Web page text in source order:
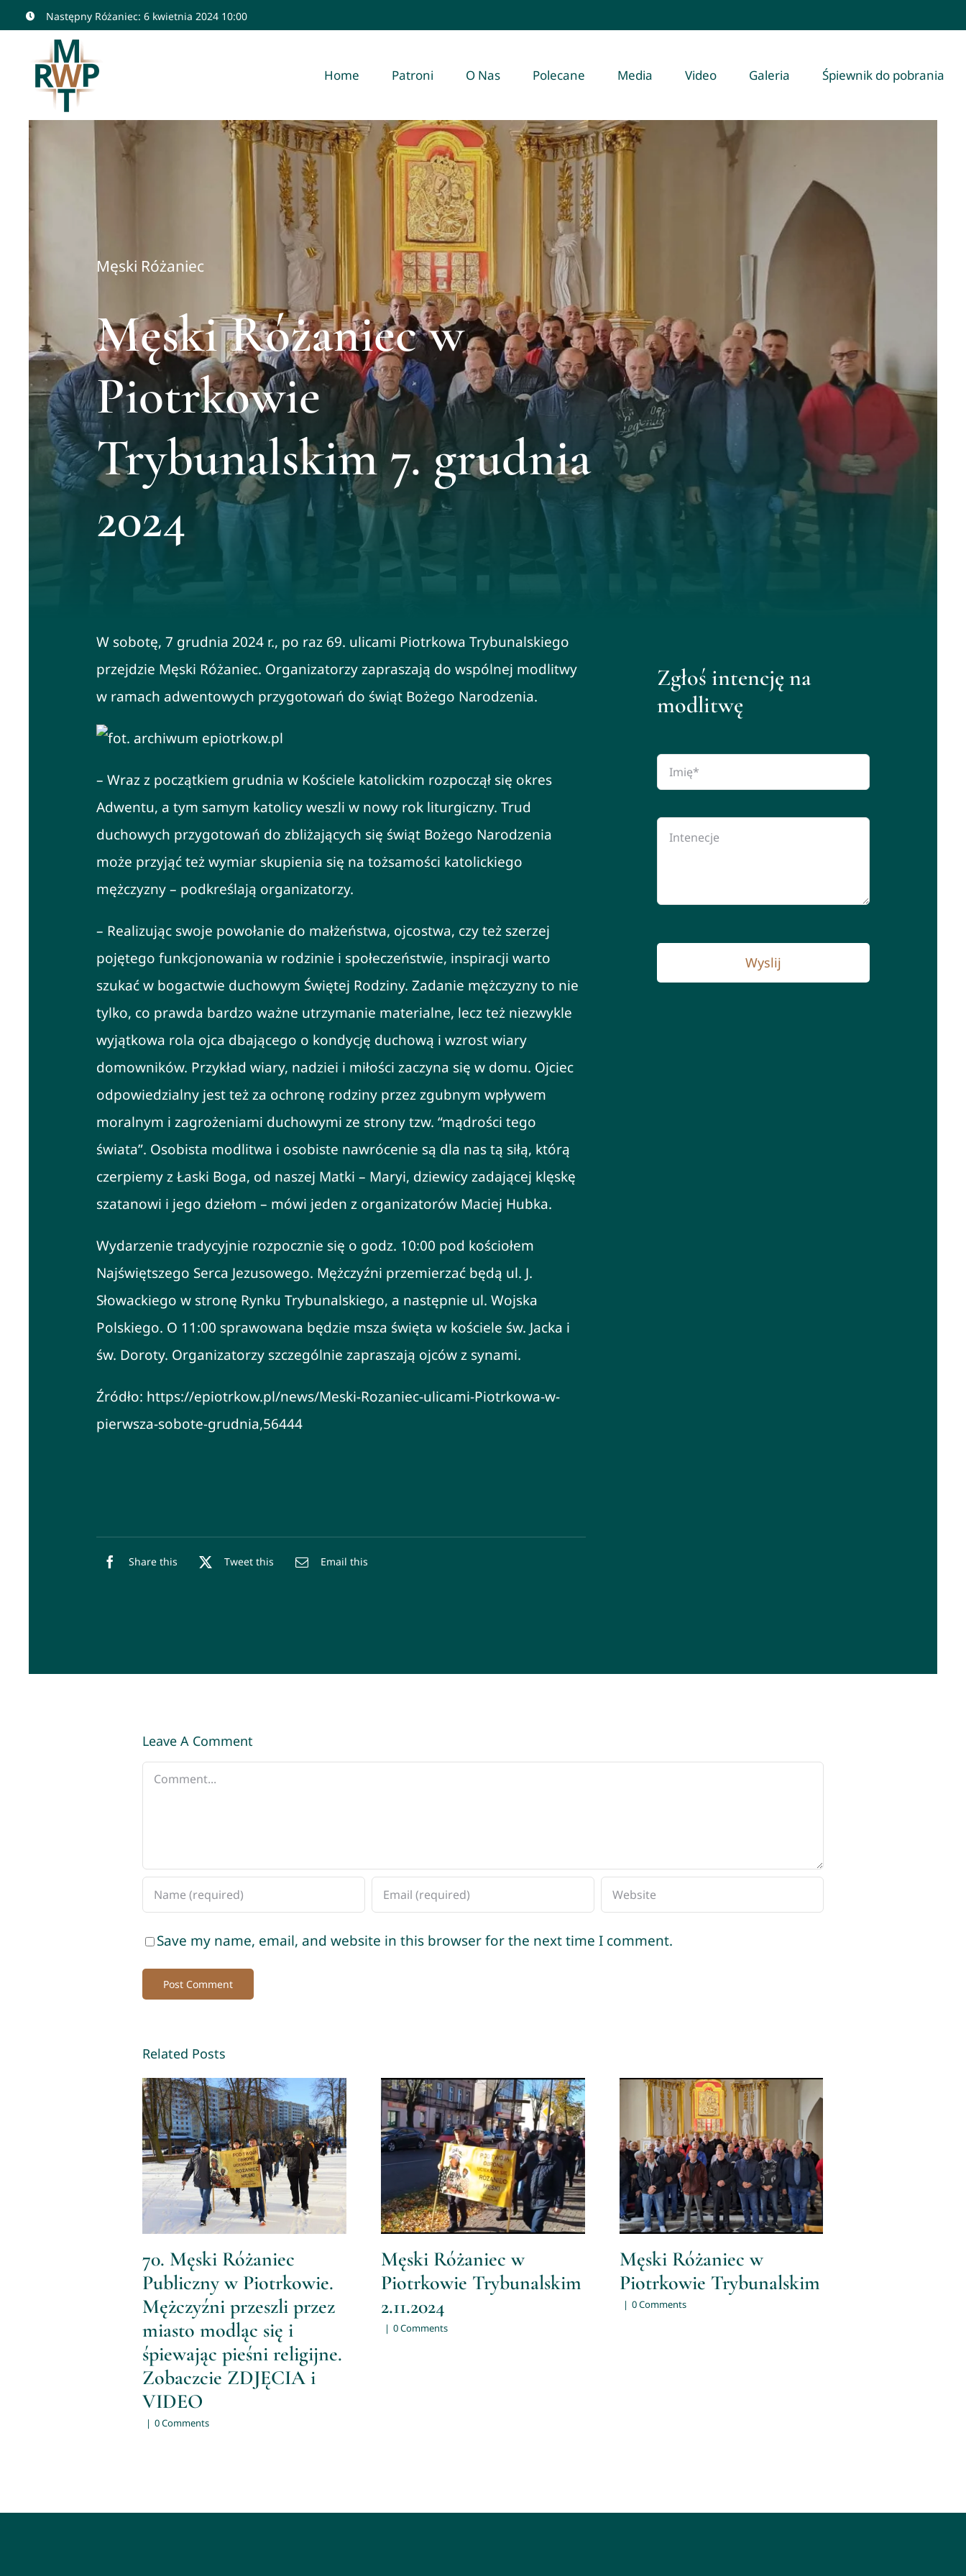
Przejdź
zawartości
Następny Różaniec: 6 kwietnia 2024 10:00
Home Patroni O Nas Polecane Media Video Galeria Śpiewnik do pobrania
Męski Różaniec
Męski Różaniec w
Piotrkowie
Trybunalskim 7. grudnia
2024
W sobotę, 7 grudnia 2024 r., po raz 69. ulicami Piotrkowa Trybunalskiego
przejdzie Męski Różaniec. Organizatorzy zapraszają do wspólnej modlitwy
w ramach adwentowych przygotowań do świąt Bożego Narodzenia.
– Wraz z początkiem grudnia w Kościele katolickim rozpoczął się okres
Adwentu, a tym samym katolicy weszli w nowy rok liturgiczny. Trud
duchowych przygotowań do zbliżających się świąt Bożego Narodzenia
może przyjąć też wymiar skupienia się na tożsamości katolickiego
mężczyzny – podkreślają organizatorzy.
– Realizując swoje powołanie do małżeństwa, ojcostwa, czy też szerzej
pojętego funkcjonowania w rodzinie i społeczeństwie, inspiracji warto
szukać w bogactwie duchowym Świętej Rodziny. Zadanie mężczyzny to nie
tylko, co prawda bardzo ważne utrzymanie materialne, lecz też niezwykle
wyjątkowa rola ojca dbającego o kondycję duchową i wzrost wiary
domowników. Przykład wiary, nadziei i miłości zaczyna się w domu. Ojciec
odpowiedzialny jest też za ochronę rodziny przez zgubnym wpływem
moralnym i zagrożeniami duchowymi ze strony tzw. “mądrości tego
świata”. Osobista modlitwa i osobiste nawrócenie są dla nas tą siłą, którą
czerpiemy z Łaski Boga, od naszej Matki – Maryi, dziewicy zadającej klęskę
szatanowi i jego dziełom – mówi jeden z organizatorów Maciej Hubka.
Wydarzenie tradycyjnie rozpocznie się o godz. 10:00 pod kościołem
Najświętszego Serca Jezusowego. Mężczyźni przemierzać będą ul. J.
Słowackiego w stronę Rynku Trybunalskiego, a następnie ul. Wojska
Polskiego. O 11:00 sprawowana będzie msza święta w kościele św. Jacka i
św. Doroty. Organizatorzy szczególnie zapraszają ojców z synami.
Źródło: https://epiotrkow.pl/news/Meski-Rozaniec-ulicami-Piotrkowa-w-
pierwsza-sobote-grudnia,56444
Share this Tweet this Email this
Zgłoś intencję na
modlitwę
Wyslij
Leave A Comment
Comment
Save my name, email, and website in this browser for the next time I comment.
Related Posts
70. Męski Różaniec
Publiczny w Piotrkowie.
Mężczyźni przeszli przez
miasto modląc się i
śpiewając pieśni religijne.
Zobaczcie ZDJĘCIA i
VIDEO
| 0 Comments
Męski Różaniec w
Piotrkowie Trybunalskim
2.11.2024
| 0 Comments
Męski Różaniec w
Piotrkowie Trybunalskim
| 0 Comments